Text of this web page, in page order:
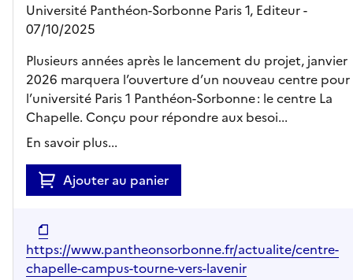
Université Panthéon-Sorbonne Paris 1, Editeur-
07/10/2025
Plusieurs années après le lancement du projet, janvier
2026 marquera l’ouverture d’un nouveau centre pour
l’université Paris 1 Panthéon-Sorbonne : le centre La
Chapelle. Conçu pour répondre aux besoi...
En savoir plus...
Ajouter au panier
https://www.pantheonsorbonne.fr/actualite/centre-
chapelle-campus-tourne-vers-lavenir